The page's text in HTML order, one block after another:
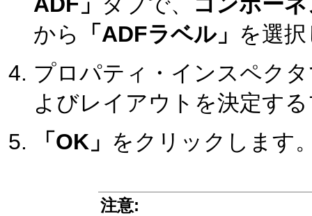
から
「ADFラベル」 を選
プロパティ・インスペク
よびレイアウトを決定す
「OK」 をクリックします
注意: